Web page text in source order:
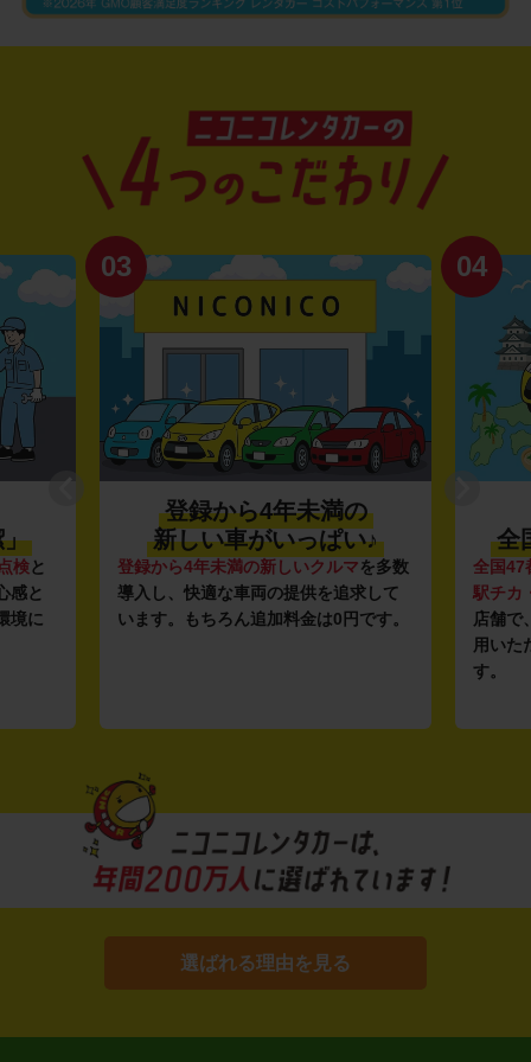
」
検と
感と
境に
03
登録から4年未満の
新しい車がいっぱい♪
登録から4年未満の新しいクルマを多数
導入し、快適な車両の提供を追求して
います。もちろん追加料金は0円です。
04
全
全国47
駅チカ
店舗で
用いた
す。
選ばれる理由を見る